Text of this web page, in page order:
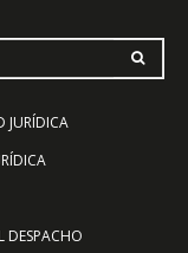
JURÍDICA
DESPACHO